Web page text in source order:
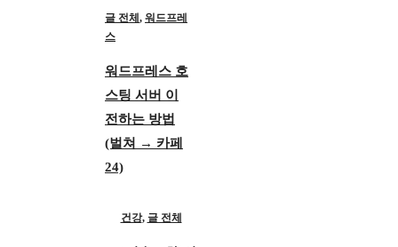
글 전체 , 워드프레
스
워드프레스 호
스팅 서버 이
전하는 방법
(벌쳐 → 카페
24)
건강, 글 전체